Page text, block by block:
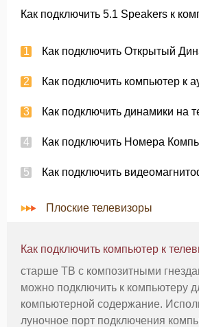
Как подключить 5.1 Speakers к
Как подключить Открытый
Как подключить компьютер к
Как подключить динамики на
Плоские телевизоры
Как подключить компьютер к
старше ТВ с композитными
можно подключить к компьютеру
компьютерной содержание.
луночное порт подключения